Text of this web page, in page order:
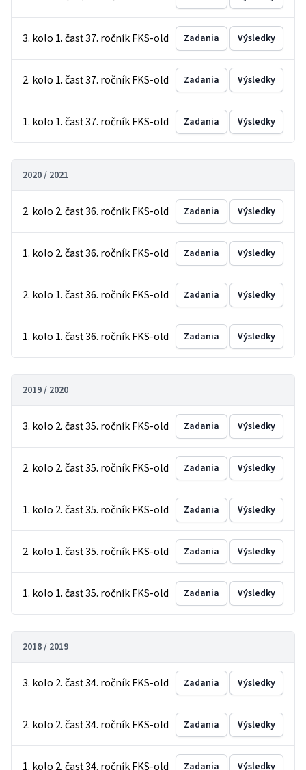
3. kolo 1. časť 37. ročník FKS-old Zadania Výsledky
2. kolo 1. časť 37. ročník FKS-old Zadania Výsledky
1. kolo 1. časť 37. ročník FKS-old Zadania Výsledky
2020 / 2021
2. kolo 2. časť 36. ročník FKS-old Zadania Výsledky
1. kolo 2. časť 36. ročník FKS-old Zadania Výsledky
2. kolo 1. časť 36. ročník FKS-old Zadania Výsledky
1. kolo 1. časť 36. ročník FKS-old Zadania Výsledky
2019 / 2020
3. kolo 2. časť 35. ročník FKS-old Zadania Výsledky
2. kolo 2. časť 35. ročník FKS-old Zadania Výsledky
1. kolo 2. časť 35. ročník FKS-old Zadania Výsledky
2. kolo 1. časť 35. ročník FKS-old Zadania Výsledky
1. kolo 1. časť 35. ročník FKS-old Zadania Výsledky
2018 / 2019
3. kolo 2. časť 34. ročník FKS-old Zadania Výsledky
2. kolo 2. časť 34. ročník FKS-old Zadania Výsledky
1. kolo 2. časť 34. ročník FKS-old Zadania Výsledky